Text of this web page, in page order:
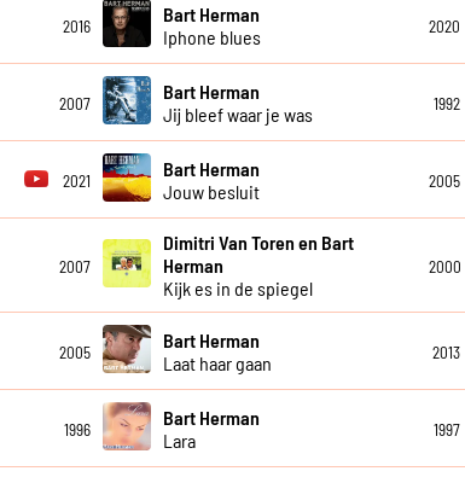
2016
Bart Herman
Iphone blues
2020
2007
Bart Herman
Jij bleef waar je was
1992
2021
Bart Herman
Jouw besluit
2005
2007
Dimitri Van Toren en Bart
Herman
Kijk es in de spiegel
2000
2005
Bart Herman
Laat haar gaan
2013
1996
Bart Herman
Lara
1997